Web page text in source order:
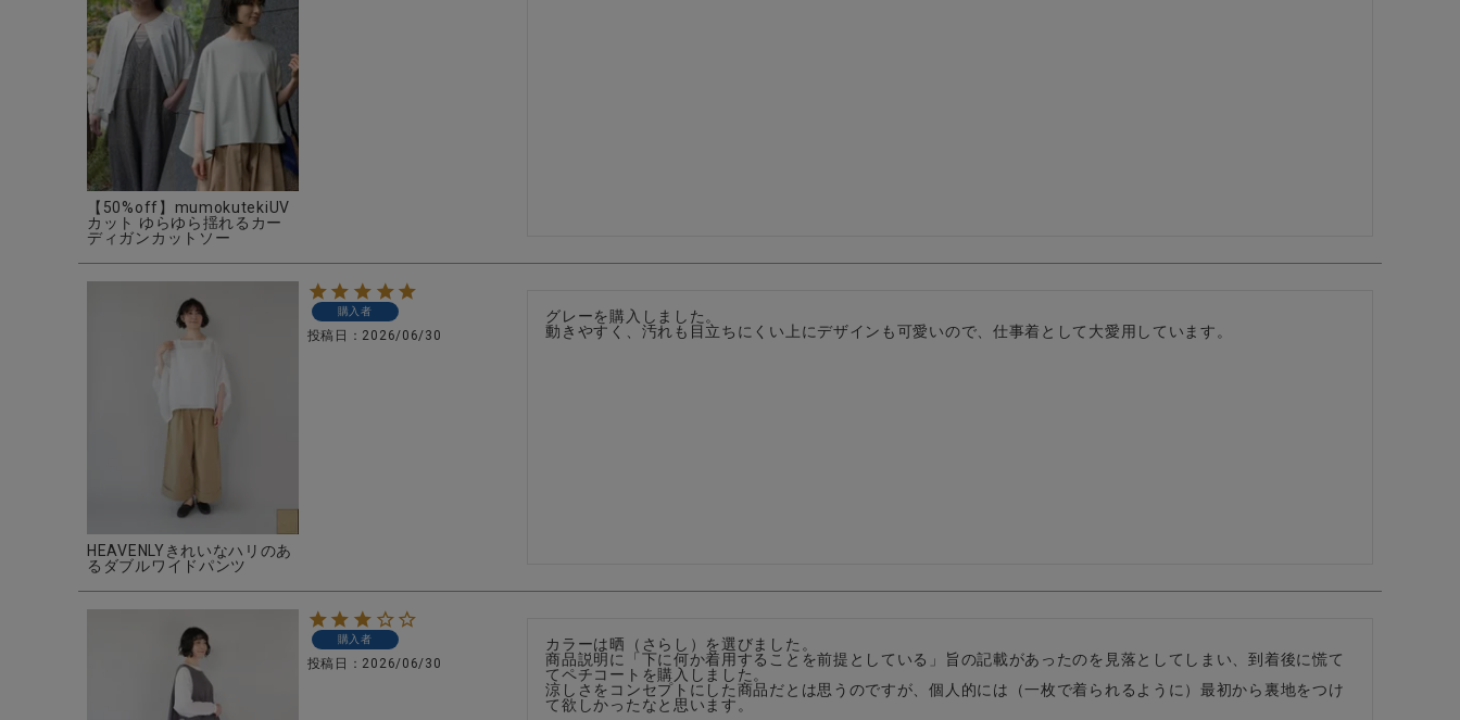
ギフト
ブランド
全ての商品
CONTENTS
【50%off】mumokutekiUV
カット ゆらゆら揺れるカー
ディガンカットソー
HEAVENLYきれいなハリのあ
るダブルワイドパンツ
購入者
投稿日 2026/06/30
グレーを購入しました。
動きやすく、汚れも目立ちにくい上にデザインも可愛いので、仕事着として大愛用しています。
購入者
投稿日 2026/06/30
カラーは晒（さらし）を選びました。
商品説明に「下に何か着用することを前提としている」旨の記載があったのを見落としてしまい、到着後に慌て
てペチコートを購入しました。
涼しさをコンセプトにした商品だとは思うのですが、個人的には（一枚で着られるように）最初から裏地をつけ
て欲しかったなと思います。